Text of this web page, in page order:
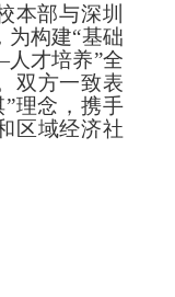
本部与深圳
为构建“基础
才培养”全
双方一致表
理念，携手
区域经济社